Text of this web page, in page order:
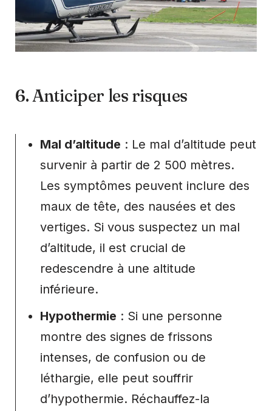
6. Anticiper les risques
Mal d’altitude : Le mal d’altitude peut
survenir à partir de 2 500 mètres.
Les symptômes peuvent inclure des
maux de tête, des nausées et des
vertiges. Si vous suspectez un mal
d’altitude, il est crucial de
redescendre à une altitude
inférieure.
Hypothermie : Si une personne
montre des signes de frissons
intenses, de confusion ou de
léthargie, elle peut souffrir
d’hypothermie. Réchauffez-la